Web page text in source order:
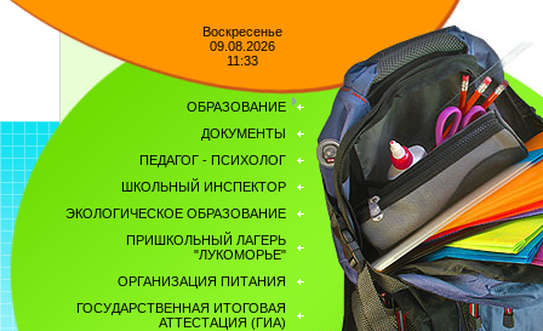
Воскресенье
09.08.2026
11:33
ОБРАЗОВАНИЕ
ДОКУМЕНТЫ
ПЕДАГОГ - ПСИХОЛОГ
ШКОЛЬНЫЙ ИНСПЕКТОР
ЭКОЛОГИЧЕСКОЕ ОБРАЗОВАНИЕ
ПРИШКОЛЬНЫЙ ЛАГЕРЬ
"ЛУКОМОРЬЕ"
ОРГАНИЗАЦИЯ ПИТАНИЯ
ГОСУДАРСТВЕННАЯ ИТОГОВАЯ
АТТЕСТАЦИЯ (ГИА)